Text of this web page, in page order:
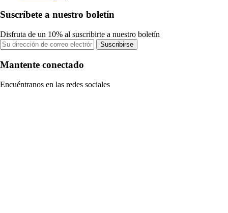
Suscríbete a nuestro boletín
Disfruta de un 10% al suscribirte a nuestro boletín
Suscribirse
Mantente conectado
Encuéntranos en las redes sociales